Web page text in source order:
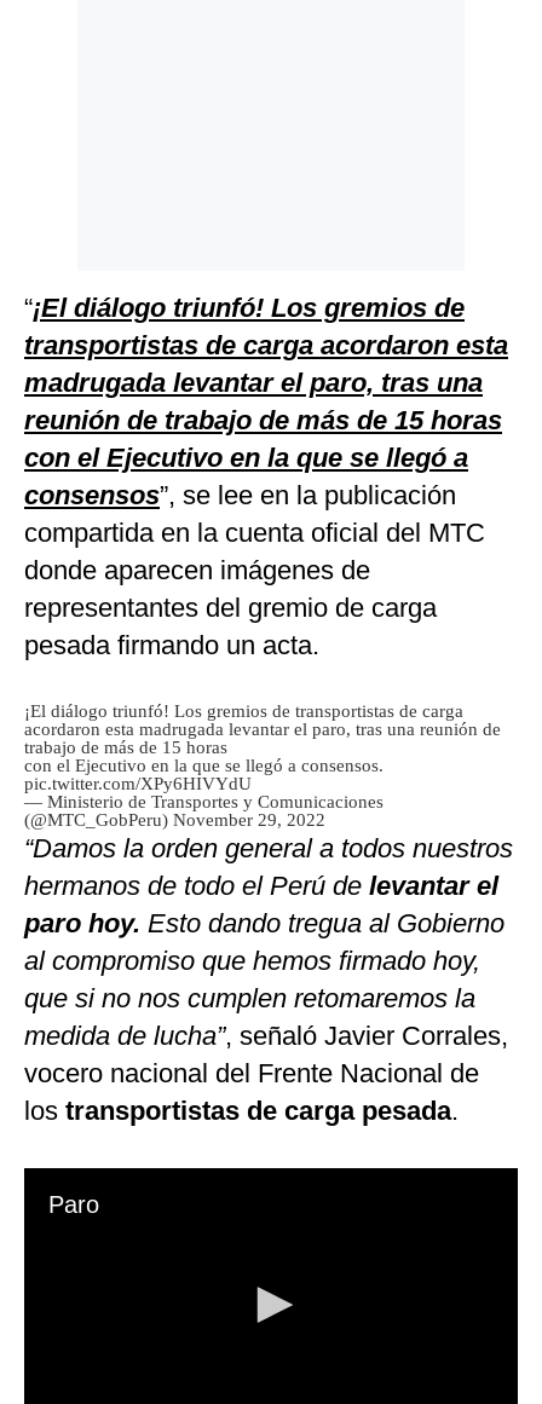
“¡El diálogo triunfó! Los gremios de
transportistas de carga acordaron esta
madrugada levantar el paro, tras una
reunión de trabajo de más de 15 horas
con el Ejecutivo en la que se llegó a
consensos”, se lee en la publicación
compartida en la cuenta oficial del MTC
donde aparecen imágenes de
representantes del gremio de carga
pesada firmando un acta.
¡El diálogo triunfó! Los gremios de transportistas de carga
acordaron esta madrugada levantar el paro, tras una reunión de
trabajo de más de 15 horas
con el Ejecutivo en la que se llegó a consensos.
pic.twitter.com/XPy6HIVYdU
— Ministerio de Transportes y Comunicaciones
(@MTC_GobPeru) November 29, 2022
“Damos la orden general a todos nuestros
hermanos de todo el Perú de levantar el
paro hoy. Esto dando tregua al Gobierno
al compromiso que hemos firmado hoy,
que si no nos cumplen retomaremos la
medida de lucha”, señaló Javier Corrales,
vocero nacional del Frente Nacional de
los transportistas de carga pesada.
Paro